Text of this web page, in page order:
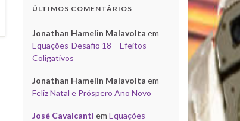
ÚLTIMOS COMENTÁRIOS
Jonathan Hamelin Malavolta em
Equações-Desafio 18 – Efeitos
Coligativos
Jonathan Hamelin Malavolta em
Feliz Natal e Próspero Ano Novo
José Cavalcanti em Equações-